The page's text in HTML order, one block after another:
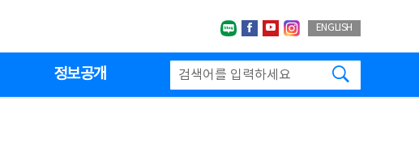
네이버블로그
페이스북
유투브인스타그랩
ENGLISH
정보공개